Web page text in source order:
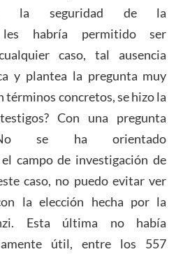
y la seguridad de la
les habría permitido ser
caso, tal ausencia
y plantea la pregunta muy
términos concretos, se hizo la
Con una pregunta
se ha orientado
campo de investigación de
caso, no puedo evitar ver
la elección hecha por la
Esta última no había
útil, entre los 557